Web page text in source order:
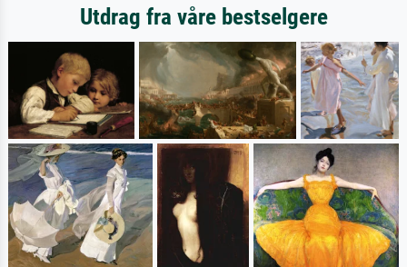
Utdrag fra våre bestselgere